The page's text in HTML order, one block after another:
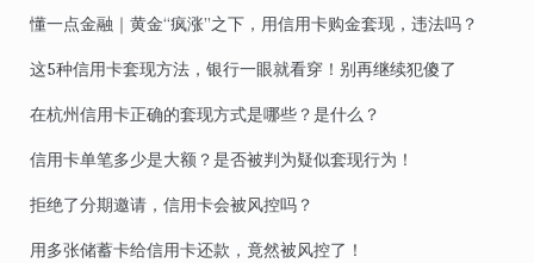
懂一点金融｜黄金“疯涨”之下，用信用卡购金套现，违法吗？
这5种信用卡套现方法，银行一眼就看穿！别再继续犯傻了
在杭州信用卡正确的套现方式是哪些？是什么？
信用卡单笔多少是大额？是否被判为疑似套现行为！
拒绝了分期邀请，信用卡会被风控吗？
用多张储蓄卡给信用卡还款，竟然被风控了！